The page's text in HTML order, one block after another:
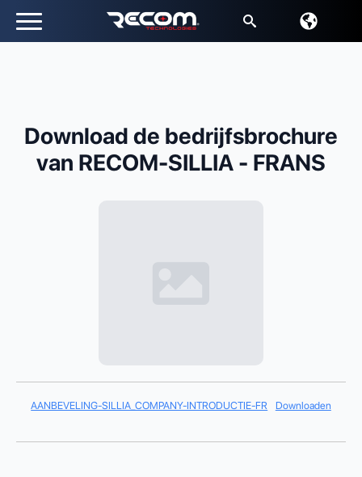
Download de bedrijfsbrochure
van RECOM-SILLIA - FRANS
AANBEVELING-SILLIA_COMPANY-INTRODUCTIE-FR Downloaden